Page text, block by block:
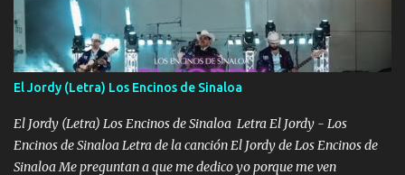
pasión en la troca tus labios besándome yo quitándote la ropa no
quiero que sea nunca con otra yo quiero llevarte a la Luna y si
quieres en ese momento te pido que seas mi esposa Chingada
madre no quiero dejar de tenerte no ayuda la p'uta loquera y al
chile quisiera ser menos de ti dependiente la pinche tristeza me
encierra princesa tu sabes que nunca saldras de mi mente Ella era
la peligro...
El Jordy (Letra) Los Encinos de Sinaloa
El Jordy (Letra) Los Encinos de Sinaloa Letra El Jordy - Los
Encinos de Sinaloa Letra de la canción El Jordy de Los Encinos de
Sinaloa Me preguntan a que me dedico yo porque me ven